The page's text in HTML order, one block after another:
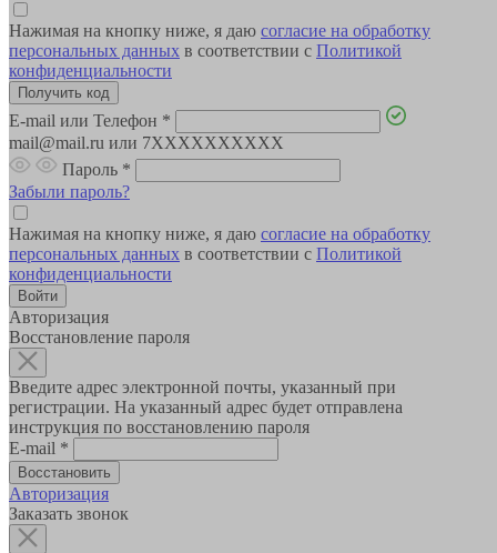
Нажимая на кнопку ниже, я даю согласие на обработку
персональных данных в соответствии с Политикой
конфиденциальности
E-mail или Телефон *
mail@mail.ru или 7XXXXXXXXXX
Пароль *
Забыли пароль?
Нажимая на кнопку ниже, я даю согласие на обработку
персональных данных в соответствии с Политикой
конфиденциальности
Авторизация
Восстановление пароля
Введите адрес электронной почты, указанный при
регистрации. На указанный адрес будет отправлена
инструкция по восстановлению пароля
E-mail *
Авторизация
Заказать звонок